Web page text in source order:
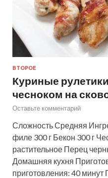
ВТОРОЕ
Куриные
чесноком на
Оставьте комментарий
Сложность Средняя
филе 300 г Бекон 300 г
растительное Перец
Домашняя кухня
приготовления: 40 минут